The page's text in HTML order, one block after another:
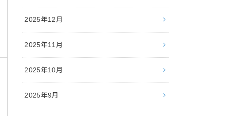
2025年12月
2025年11月
2025年10月
2025年9月